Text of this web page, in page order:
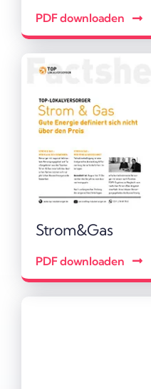
PDF down­loaden
Strom&Gas
PDF down­loaden